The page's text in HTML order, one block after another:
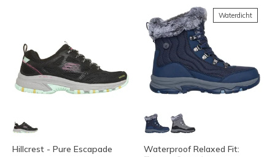
Hillcrest - Pure Escapade
Waterdicht
Waterproof Relaxed Fit: